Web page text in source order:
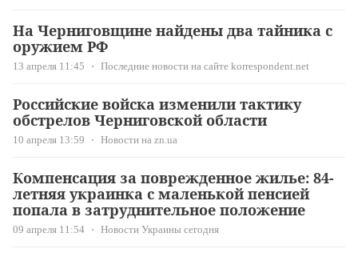
На Черниговщине найдены два тайника с
оружием РФ
13 апреля 11:45 Последние новости на сайте korrespondent.net
Российские войска изменили тактику
обстрелов Черниговской области
10 апреля 13:59 Новости на zn.ua
Компенсация за поврежденное жилье: 84-
летняя украинка с маленькой пенсией
попала в затруднительное положение
09 апреля 11:54 Новости Украины сегодня